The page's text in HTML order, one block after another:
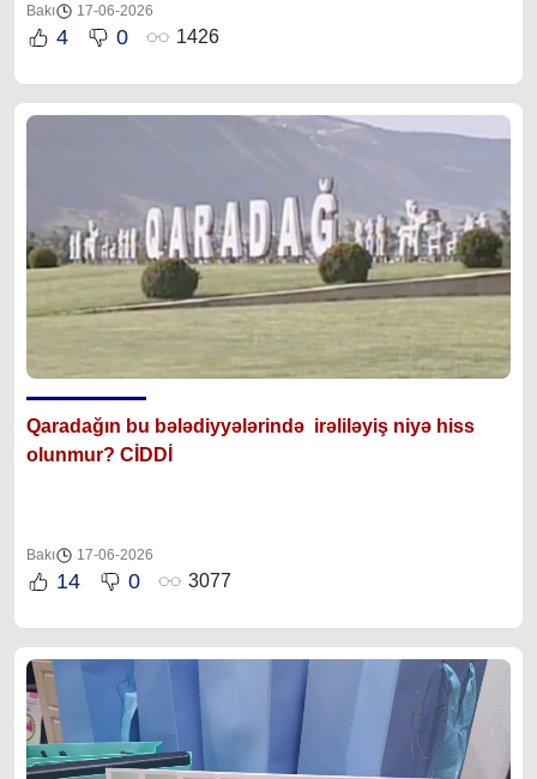
Bakı 17-06-2026
4 0 1426
Qaradağın bu bələdiyyələrində irəliləyiş niyə hiss
olunmur? CİDDİ
Bakı 17-06-2026
14 0 3077